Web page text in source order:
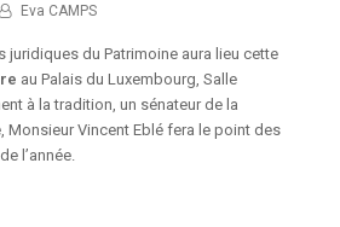
Eva CAMPS
juridiques du Patrimoine aura lieu cette
au Palais du Luxembourg, Salle
à la tradition, un sénateur de la
Monsieur Vincent Eblé fera le point des
l’année.